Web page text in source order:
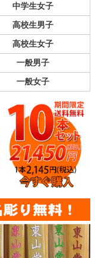
中学生女子
高校生男子
高校生女子
一般男子
一般女子